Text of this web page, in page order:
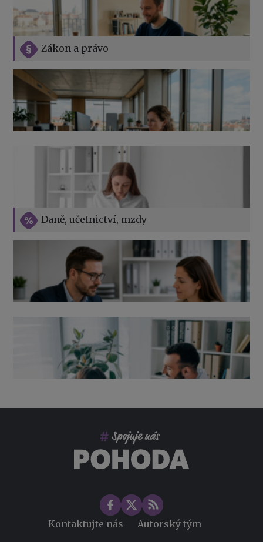
Daně, učetnictví, mzdy
Zákon a právo
Vše o překážkách v práci na straně zaměstnavatele
Výpověď ze zdravotních důvodů 2026 – průvodce pro
zaměstnavatele
Jak na podnikání při rodičovské dovolené
Přehledy pro OSSZ a zdravotní pojišťovny – jak na ně
v roce 2026
Kontaktujte nás Autorský tým